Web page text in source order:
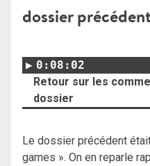
dossier
0:08:02
Retour sur les
dossier
Le dossier précédent
games ». On en reparle